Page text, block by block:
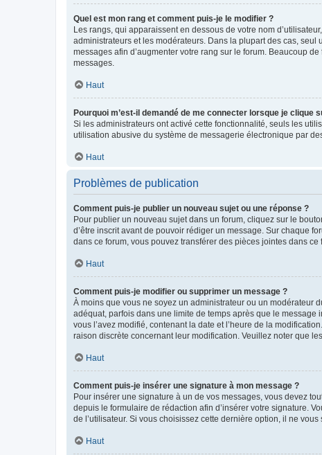
Quel est mon rang et comment puis-je le modifier ?
Les rangs, qui apparaissent en dessous de votre nom
administrateurs et les modérateurs. Dans la plupart des cas,
messages afin d’augmenter votre rang sur le forum. Beaucoup
messages.
Haut
Pourquoi m’est-il demandé de me connecter lorsque je clique
Si les administrateurs ont activé cette fonctionnalité, seuls les
utilisation abusive du système de messagerie électronique par
Haut
Problèmes de publication
Comment puis-je publier un nouveau sujet ou une réponse ?
Pour publier un nouveau sujet dans un forum, cliquez sur le
d’être inscrit avant de pouvoir rédiger un message. Sur chaque
dans ce forum, vous pouvez transférer des pièces jointes dans ce
Haut
Comment puis-je modifier ou supprimer un message ?
À moins que vous ne soyez un administrateur ou un modérateur
adéquat, parfois dans une limite de temps après que le
vous l’avez modifié, contenant la date et l’heure de la
raison discrète concernant leur modification. Veuillez noter que
Haut
Comment puis-je insérer une signature à mon message ?
Pour insérer une signature à un de vos messages, vous devez
depuis le formulaire de rédaction afin d’insérer votre signature.
de l’utilisateur. Si vous choisissez cette dernière option, il ne
Haut